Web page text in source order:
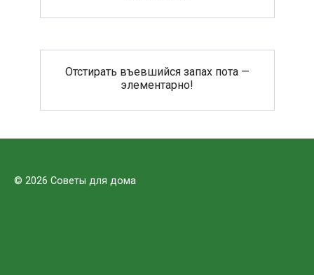
Отстирать въевшийся запах пота —
элементарно!
© 2026 Советы для дома